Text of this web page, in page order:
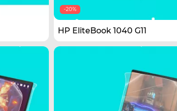
-20%
HP EliteBook 1040 G11